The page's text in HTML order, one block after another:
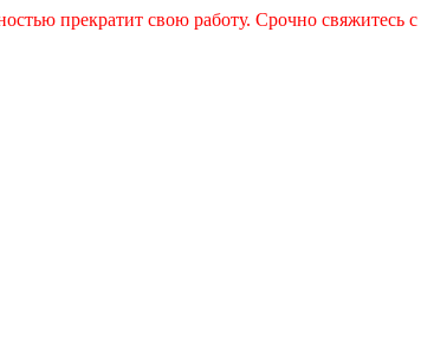
прекратит свою работу. Срочно свяжитесь с